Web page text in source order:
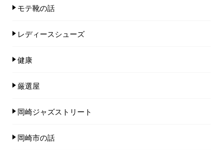
モテ靴の話
レディースシューズ
健康
厳選屋
岡崎ジャズストリート
岡崎市の話